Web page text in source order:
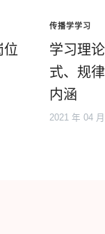
位
传播学学习
学习理
式、规
内涵
2021 年 04